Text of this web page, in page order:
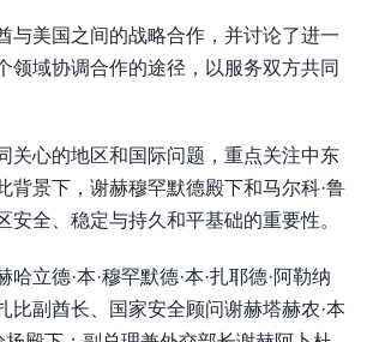
与美国之间的战略合作，并讨论了进一
领域协调合作的途径，以服务双方共同
关心的地区和国际问题，重点关注中东
背景下，谢赫穆罕默德殿下和马尔科·鲁
安全、稳定与持久和平基础的重要性。
哈立德·本·穆罕默德·本·扎耶德·阿勒纳
比副酋长、国家安全顾问谢赫塔赫农·本